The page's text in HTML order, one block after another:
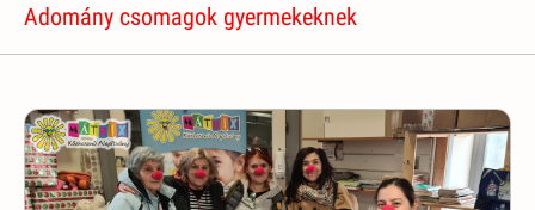
Adomány csomagok gyermekeknek